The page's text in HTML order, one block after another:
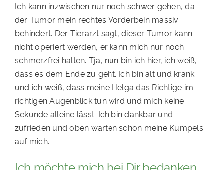
Ich kann inzwischen nur noch schwer gehen, da
der Tumor mein rechtes Vorderbein massiv
behindert. Der Tierarzt sagt, dieser Tumor kann
nicht operiert werden, er kann mich nur noch
schmerzfrei halten. Tja, nun bin ich hier, ich weiß,
dass es dem Ende zu geht. Ich bin alt und krank
und ich weiß, dass meine Helga das Richtige im
richtigen Augenblick tun wird und mich keine
Sekunde alleine lässt. Ich bin dankbar und
zufrieden und oben warten schon meine Kumpels
auf mich.
Ich möchte mich bei Dir bedanken